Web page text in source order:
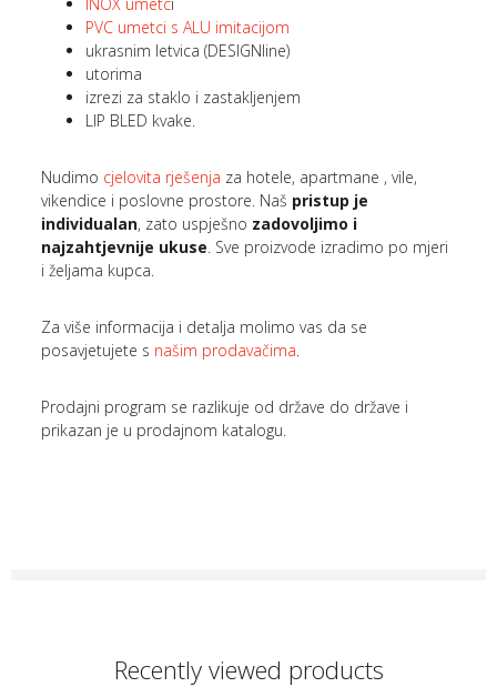
PVC umetci s ALU imitacijom
ukrasnim letvica (DESIGNline)
utorima
izrezi za staklo i zastakljenjem
LIP BLED kvake.
Nudimo cjelovita rješenja za hotele, apartmane , vile,
vikendice i poslovne prostore. Naš pristup je
individualan, zato uspješno zadovoljimo i
najzahtjevnije ukuse. Sve proizvode izradimo po mjeri
i željama kupca.
Za više informacija i detalja molimo vas da se
posavjetujete s našim prodavačima.
Prodajni program se razlikuje od države do države i
prikazan je u prodajnom katalogu.
Recently viewed products